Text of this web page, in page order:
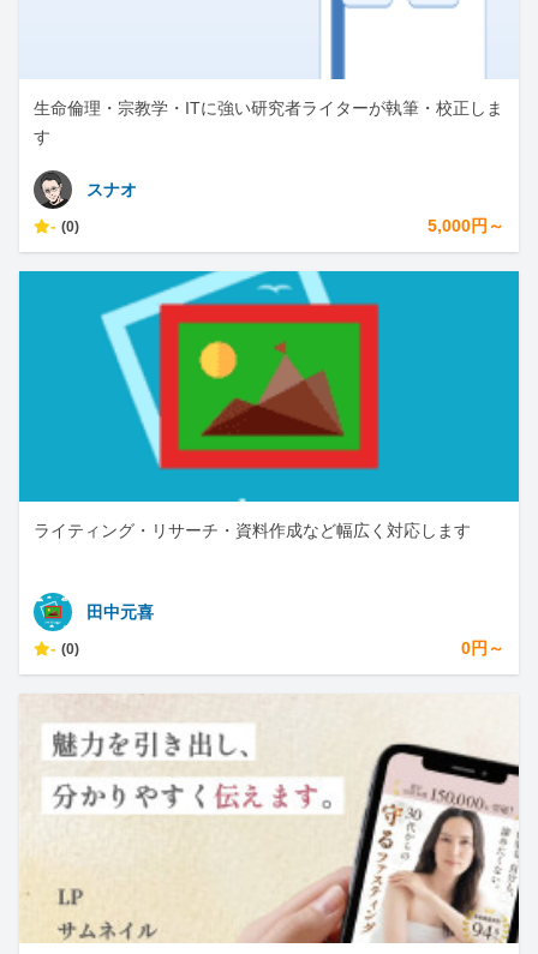
生命倫理・宗教学・ITに強い研究者ライターが執筆・校正しま
す
スナオ
- (0) 5,000円～
ライティング・リサーチ・資料作成など幅広く対応します
田中元喜
- (0) 0円～